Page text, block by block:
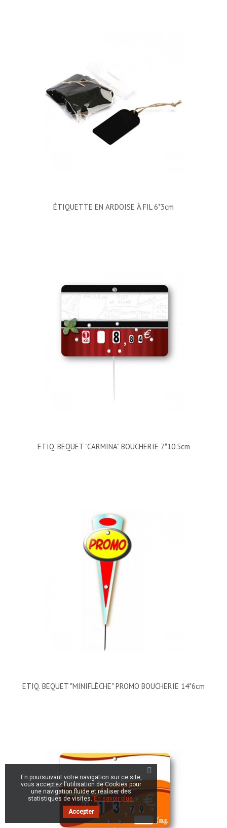
ÉTIQUETTE EN ARDOISE À FIL 6*3cm
ETIQ. BEQUET "CARMINA" BOUCHERIE 7*10.5cm
ETIQ. BEQUET "MINIFLÈCHE" PROMO BOUCHERIE 14*6cm
En poursuivant votre navigation sur ce site,
vous acceptez l'utilisation de Cookies pour
une navigation fluide et réaliser des
statistiques de visites. En savoir plus.
Accepter